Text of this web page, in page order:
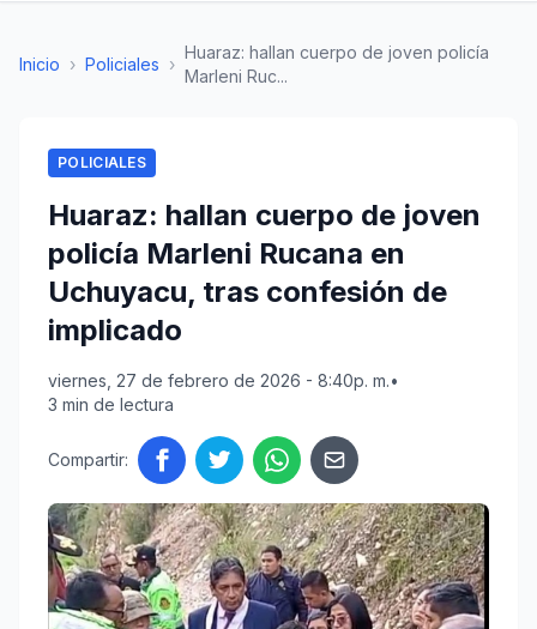
Inicio › Policiales ›
Huaraz: hallan cuerpo de joven policía
Marleni Ruc...
POLICIALES
Huaraz: hallan cuerpo de joven
policía Marleni Rucana en
Uchuyacu, tras confesión de
implicado
viernes, 27 de febrero de 2026 - 8:40p. m.•
3 min de lectura
Compartir: